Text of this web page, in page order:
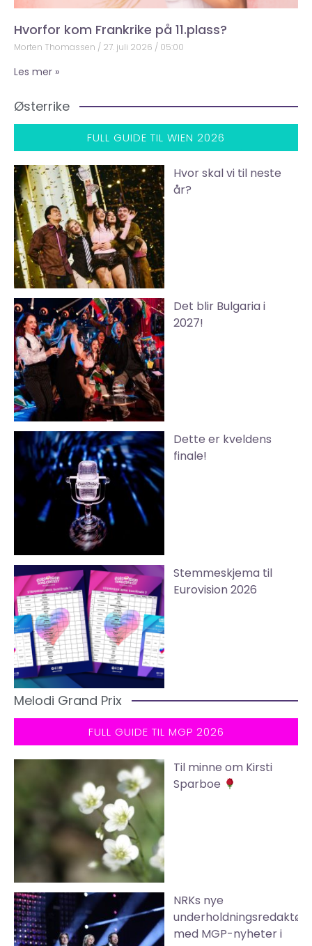
Hvorfor kom Frankrike på 11.plass?
Morten Thomassen 27. juli 2026 05:00
Les mer »
Østerrike
FULL GUIDE TIL WIEN 2026
Hvor skal vi til neste
år?
Det blir Bulgaria i
2027!
Dette er kveldens
finale!
Stemmeskjema til
Eurovision 2026
Melodi Grand Prix
FULL GUIDE TIL MGP 2026
Til minne om Kirsti
Sparboe
NRKs nye
underholdningsredaktør
med MGP-nyheter i